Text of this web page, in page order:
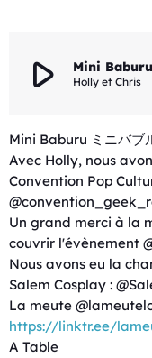
play_arrow Holly et Chris
Mini Baburu ミニバ
Avec Holly, nous
Convention Pop
Un grand merci à la
couvrir l'évènement
Nous avons eu la
Salem Cosplay :
La meute
https://linktr.ee/
A Table